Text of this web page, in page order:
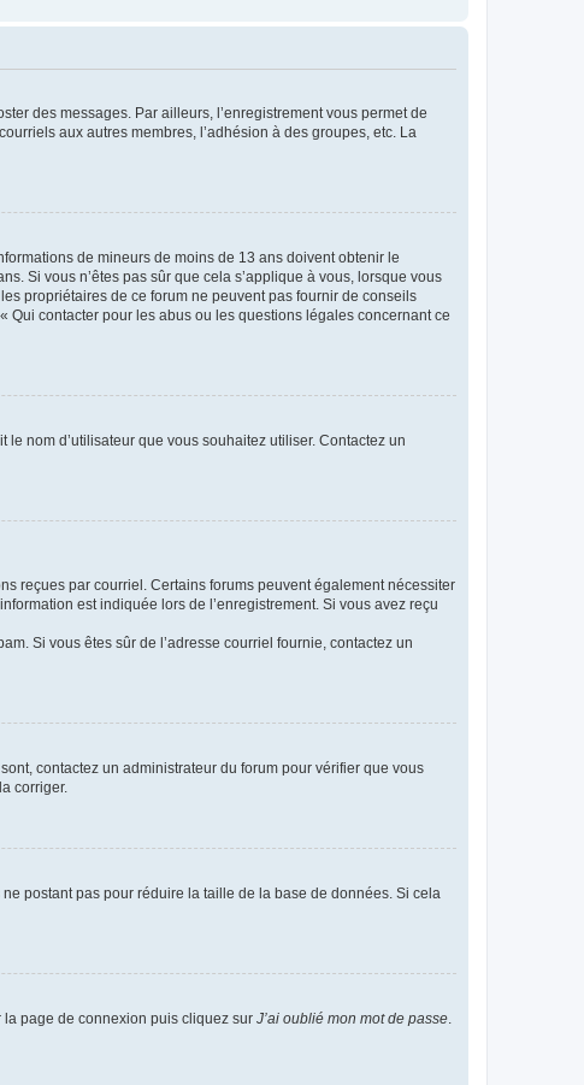
des messages. Par ailleurs, l’enregistrement vous permet de
aux autres membres, l’adhésion à des groupes, etc. La
de mineurs de moins de 13 ans doivent obtenir le
Si vous n’êtes pas sûr que cela s’applique à vous, lorsque vous
propriétaires de ce forum ne peuvent pas fournir de conseils
contacter pour les abus ou les questions légales concernant ce
nom d’utilisateur que vous souhaitez utiliser. Contactez un
reçues par courriel. Certains forums peuvent également nécessiter
est indiquée lors de l’enregistrement. Si vous avez reçu
Si vous êtes sûr de l’adresse courriel fournie, contactez un
contactez un administrateur du forum pour vérifier que vous
corriger.
postant pas pour réduire la taille de la base de données. Si cela
page de connexion puis cliquez sur J’ai oublié mon mot de passe